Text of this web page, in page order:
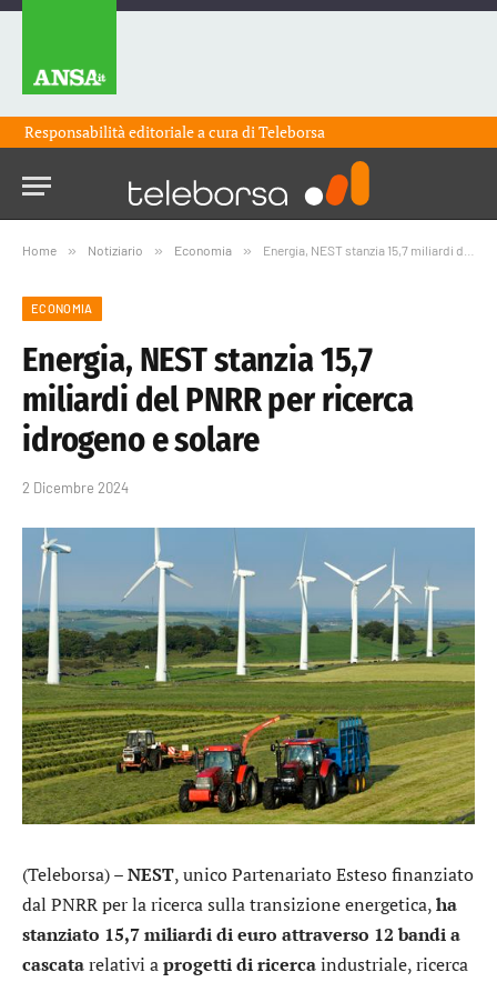
Responsabilità editoriale a cura diTeleborsa
Home » Notiziario » Economia » Energia, NEST stanzia 15,7 miliardi del PNRR per ricerca idrogeno e solare
ECONOMIA
Energia, NEST stanzia 15,7
miliardi del PNRR per ricerca
idrogeno e solare
2 Dicembre 2024
(Teleborsa) –NEST, unico Partenariato Esteso finanziato
dal PNRR per la ricerca sulla transizione energetica,ha
stanziato 15,7 miliardi di euro attraverso 12 bandi a
cascatarelativi aprogetti di ricercaindustriale, ricerca